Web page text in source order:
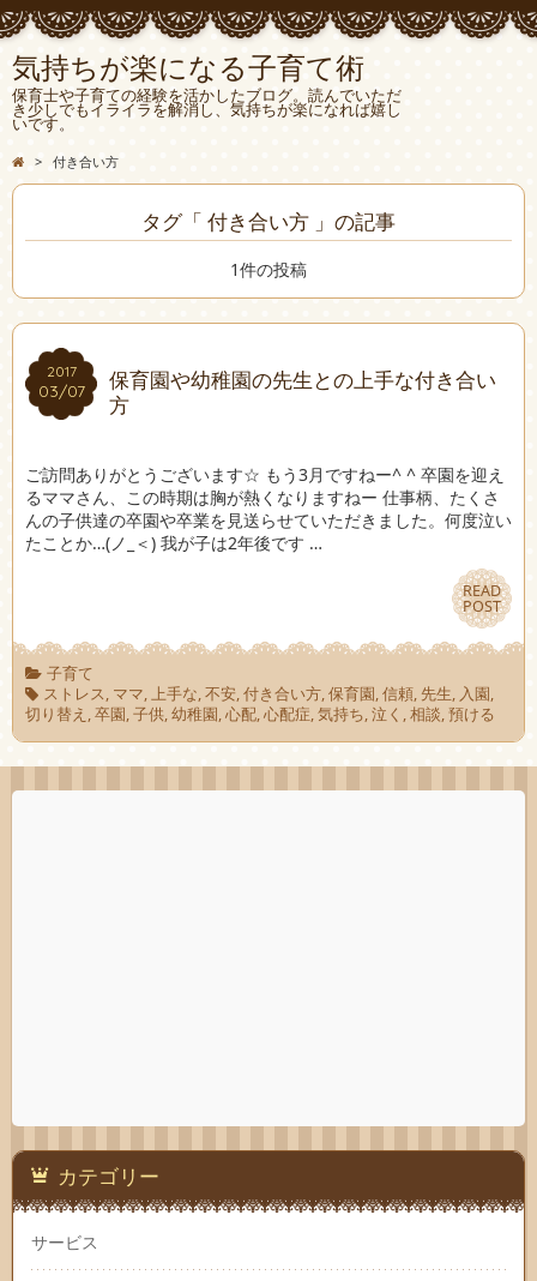
気持ちが楽になる子育て術
保育士や子育ての経験を活かしたブログ。読んでいただ
き少しでもイライラを解消し、気持ちが楽になれば嬉し
いです。
> 付き合い方
タグ「 付き合い方 」の記事
1件の投稿
2017
03/07
2017
03/07
保育園や幼稚園の先生との上手な付き合い
方
ご訪問ありがとうございます☆ もう3月ですねー^ ^ 卒園を迎え
るママさん、この時期は胸が熱くなりますねー 仕事柄、たくさ
んの子供達の卒園や卒業を見送らせていただきました。何度泣い
たことか…(ノ_＜) 我が子は2年後です …
READ
POST
READ
POST
子育て
ストレス, ママ,上手な,不安,付き合い方,保育園,信頼,先生, 入園,
切り替え ,卒園,子供,幼稚園,心配,心配症,気持ち,泣く ,相談,預ける
カテゴリー
サービス